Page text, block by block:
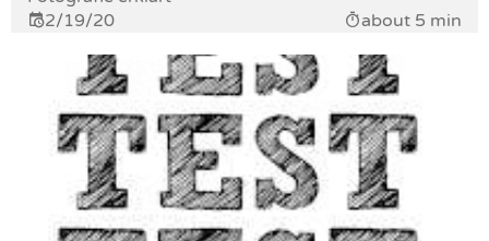
2/19/20
about 5 min